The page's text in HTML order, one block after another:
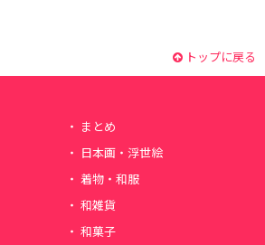
トップに戻る
まとめ
日本画・浮世絵
着物・和服
和雑貨
和菓子